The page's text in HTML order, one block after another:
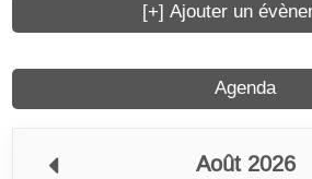
Agenda
Août 2026
[+] Ajouter un